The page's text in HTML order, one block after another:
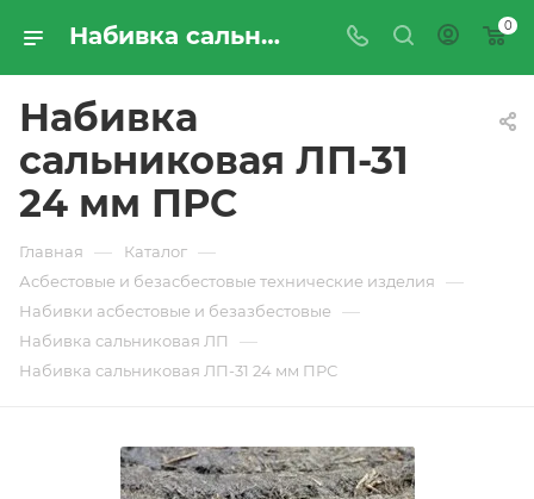
Набивка сальниковая ЛП-31 24 мм ПРС - купить по цене производителя с доставкой по Москве и России | ПРОМРЕСУРССЕРВИС 0
Набивка
сальниковая ЛП-31
24 мм ПРС
Главная — Каталог —
Асбестовые и безасбестовые технические изделия —
Набивки асбестовые и безазбестовые —
Набивка сальниковая ЛП —
Набивка сальниковая ЛП-31 24 мм ПРС